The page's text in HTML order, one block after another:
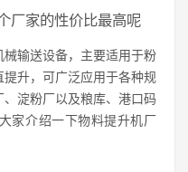
厂家的性价比最高呢
输送设备，主要适用于粉
升，可广泛应用于各种规
淀粉厂以及粮库、港口码
家介绍一下物料提升机厂